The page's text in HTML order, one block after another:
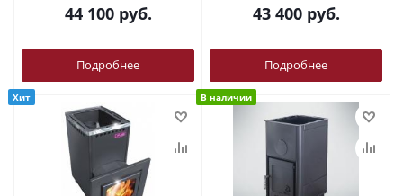
дверка
44 100руб.
Подробнее
43 400руб.
Подробнее
Хит В наличии